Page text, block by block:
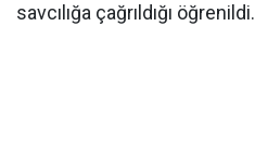
savcılığa çağrıldığı öğrenildi.